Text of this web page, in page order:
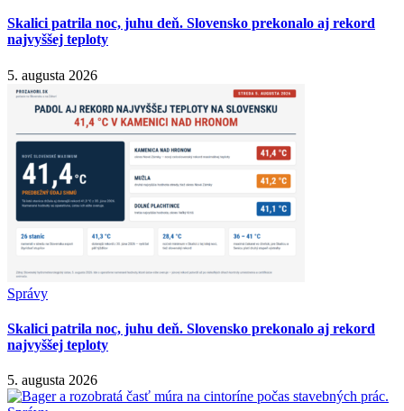
Skalici patrila noc, juhu deň. Slovensko prekonalo aj rekord
najvyššej teploty
5. augusta 2026
Správy
Skalici patrila noc, juhu deň. Slovensko prekonalo aj rekord
najvyššej teploty
5. augusta 2026